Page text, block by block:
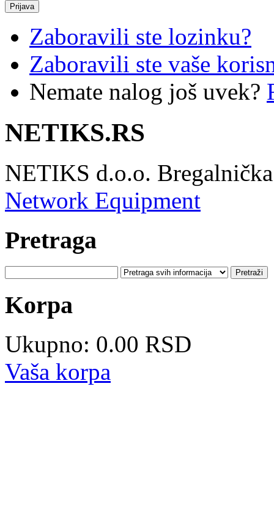
Zaboravili ste lozinku?
Zaboravili ste vaše
Nemate nalog još uvek?
NETIKS.RS
NETIKS d.o.o.
Network Equipment
Pretraga
Korpa
Ukupno: 0.00 RSD
Vaša korpa